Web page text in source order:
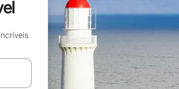
explore-os usando as seta para cima e para baixo do